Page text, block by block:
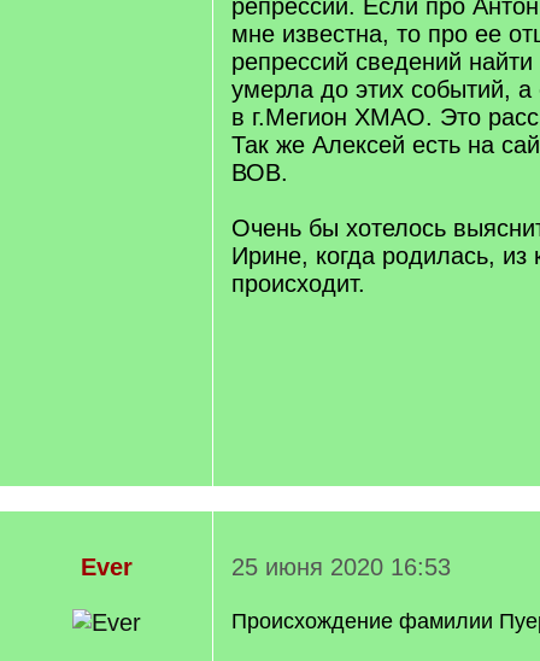
репрессий. Если про
мне известна, то про ее
репрессий сведений
умерла до этих событий,
в г.Мегион ХМАО. Это
Так же Алексей есть на
ВОВ.
Очень бы хотелось
Ирине, когда родилась, из
происходит.
Ever 25 июня 2020 16:53
Происхождение фамилии